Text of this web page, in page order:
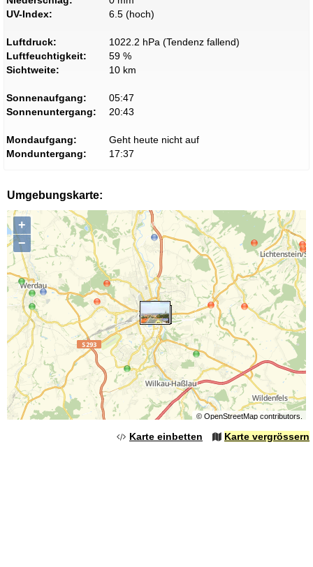
UV-Index:
6.5 (hoch)
Luftdruck:
1022.2 hPa (Tendenz fallend)
Luftfeuchtigkeit:
59 %
Sichtweite:
10 km
Sonnenaufgang:
05:47
Sonnenuntergang:
20:43
Mondaufgang:
Geht heute nicht auf
Monduntergang:
17:37
Umgebungskarte:
+
−
© OpenStreetMapcontributors.
Karte einbetten Karte vergrössern